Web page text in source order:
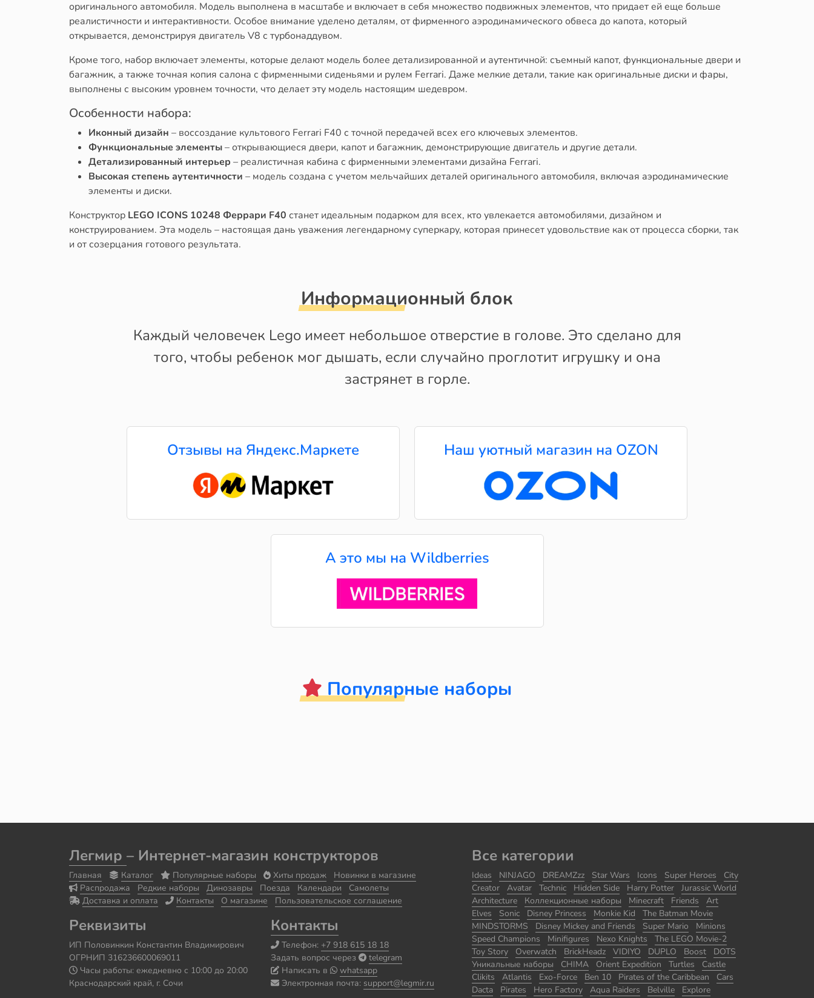
оригинального автомобиля. Модель выполнена в масштабе и включает в себя множество подвижных элементов, что придает ей еще больше
реалистичности и интерактивности. Особое внимание уделено деталям, от фирменного аэродинамического обвеса до капота, который
открывается, демонстрируя двигатель V8 с турбонаддувом.
Кроме того, набор включает элементы, которые делают модель более детализированной и аутентичной: съемный капот, функциональные двери и
багажник, а также точная копия салона с фирменными сиденьями и рулем Ferrari. Даже мелкие детали, такие как оригинальные диски и фары,
выполнены с высоким уровнем точности, что делает эту модель настоящим шедевром.
Особенности набора:
Иконный дизайн – воссоздание культового Ferrari F40 с точной передачей всех его ключевых элементов.
Функциональные элементы– открывающиеся двери, капот и багажник, демонстрирующие двигатель и другие детали.
Детализированный интерьер – реалистичная кабина с фирменными элементами дизайна Ferrari.
Высокая степень аутентичности – модель создана с учетом мельчайших деталей оригинального автомобиля, включая аэродинамические
элементы и диски.
Конструктор LEGO ICONS 10248 Феррари F40 станет идеальным подарком для всех, кто увлекается автомобилями, дизайном и
конструированием. Эта модель – настоящая дань уважения легендарному суперкару, которая принесет удовольствие как от процесса сборки, так
и от созерцания готового результата.
Информационный блок
Каждый человечек Lego имеет небольшое отверстие в голове. Это сделано для
того, чтобы ребенок мог дышать, если случайно проглотит игрушку и она
застрянет в горле.
Отзывы на Яндекс.Маркете Наш уютный магазин на OZON
А это мы на Wildberries
Популярные наборы
Легмир – Интернет-магазин конструкторов
Главная Каталог Популярные наборы Хиты продаж
Новинки в магазине
Распродажа
Редкие наборы Динозавры Поезда Календари
Самолеты
Доставка и оплата
Контакты О магазине Пользовательское соглашение
Реквизиты
ИП Половинкин Константин Владимирович
ОГРНИП 316236600069011
Часы работы: ежедневно с 10:00 до 20:00
Краснодарский край, г. Сочи
Контакты
Телефон: +7 918 615 18 18
Задать вопрос через
telegram
Написать в
whatsapp
Электронная почта: support@legmir.ru
Все категории
Ideas NINJAGO DREAMZzz Star Wars Icons Super Heroes
City
Creator
Avatar Technic Hidden Side Harry Potter
Jurassic World
Architecture
Коллекционные наборы Minecraft Friends
Art
Elves
Sonic Disney Princess Monkie Kid
The Batman Movie
MINDSTORMS
Disney Mickey and Friends Super Mario
Minions
Speed Champions
Minifigures Nexo Knights
The LEGO Movie-2
Toy Story
Overwatch BrickHeadz VIDIYO DUPLO Boost
DOTS
Уникальные наборы
CHIMA Orient Expedition Turtles
Castle
Clikits
Atlantis Exo-Force Ben 10 Pirates of the Caribbean
Cars
Dacta
Pirates Hero Factory Aqua Raiders Belville
Explore